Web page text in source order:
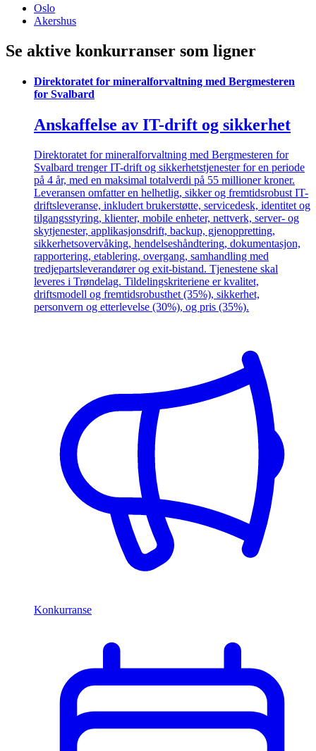
Oslo
Akershus
Se aktive konkurranser som ligner
Direktoratet for mineralforvaltning med Bergmesteren
for Svalbard
Anskaffelse av IT-drift og sikkerhet
Direktoratet for mineralforvaltning med Bergmesteren for
Svalbard trenger IT-drift og sikkerhetstjenester for en periode
på 4 år, med en maksimal totalverdi på 55 millioner kroner.
Leveransen omfatter en helhetlig, sikker og fremtidsrobust IT-
driftsleveranse, inkludert brukerstøtte, servicedesk, identitet og
tilgangsstyring, klienter, mobile enheter, nettverk, server- og
skytjenester, applikasjonsdrift, backup, gjenoppretting,
sikkerhetsovervåking, hendelseshåndtering, dokumentasjon,
rapportering, etablering, overgang, samhandling med
tredjepartsleverandører og exit-bistand. Tjenestene skal
leveres i Trøndelag. Tildelingskriteriene er kvalitet,
driftsmodell og fremtidsrobusthet (35%), sikkerhet,
personvern og etterlevelse (30%), og pris (35%).
Konkurranse